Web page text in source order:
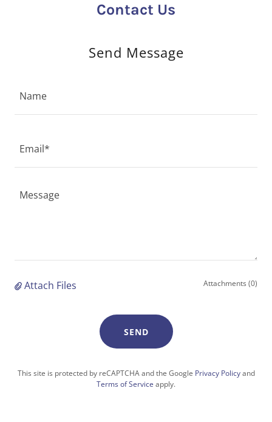
Contact Us
Send Message
Name
Email*
Attach Files Attachments (0)
SEND
This site is protected by reCAPTCHA and the Google Privacy Policyand
Terms of Service apply.